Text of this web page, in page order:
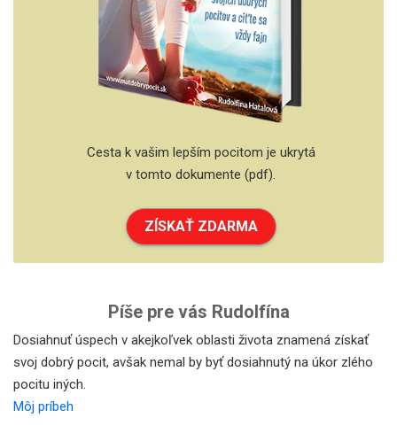
Cesta k vašim lepším pocitom je ukrytá
v tomto dokumente (pdf).
ZÍSKAŤ ZDARMA
Píše pre vás Rudolfína
Dosiahnuť úspech v akejkoľvek oblasti života znamená získať
svoj dobrý pocit, avšak nemal by byť dosiahnutý na úkor zlého
pocitu iných.
Môj príbeh